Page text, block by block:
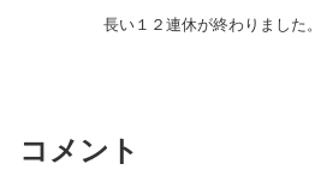
長い１２連休が終わりました。
コメント